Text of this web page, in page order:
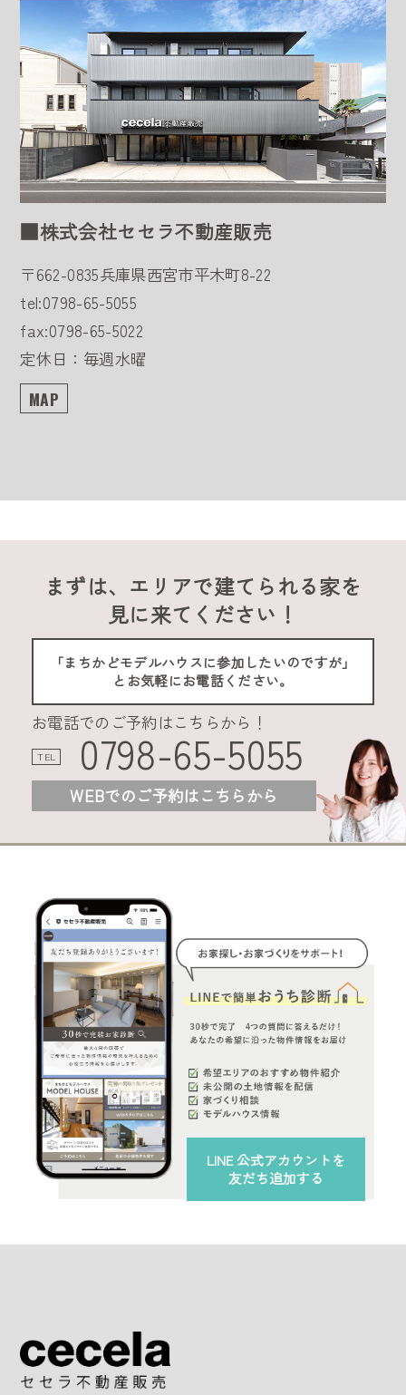
■株式会社セセラ不動産販売
〒662-0835兵庫県西宮市平木町8-22
tel:0798-65-5055
fax:0798-65-5022
定休日：毎週水曜
MAP
まずは、エリアで建てられる家を
見に来てください！
「まちかどモデルハウスに参加したいのですが」
とお気軽にお電話ください。
お電話でのご予約はこちらから！
TEL 0798-65-5055
WEBでのご予約はこちらから
LINE 公式アカウントを
友だち追加する